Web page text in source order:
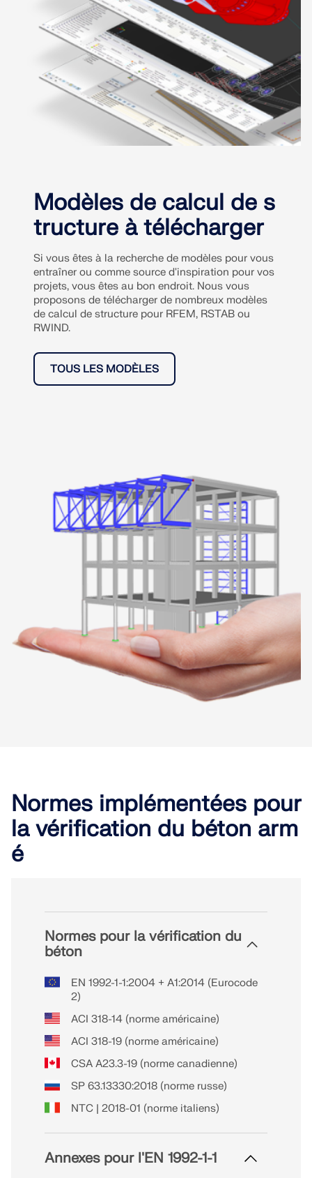
Modèles de calcul de s
tructure à télécharger
Si vous êtes à la recherche de modèles pour vous
entraîner ou comme source d'inspiration pour vos
projets, vous êtes au bon endroit. Nous vous
proposons de télécharger de nombreux modèles
de calcul de structure pour RFEM, RSTAB ou
RWIND.
TOUS LES MODÈLES
Normes implémentées pour
la vérification du béton arm
é
Normes pour la vérification du
béton
EN 1992-1-1:2004 + A1:2014 (Eurocode
2)
ACI 318-14 (norme américaine)
ACI 318-19 (norme américaine)
CSA A23.3-19 (norme canadienne)
SP 63.13330:2018 (norme russe)
NTC | 2018-01 (norme italiens)
Annexes pour l'EN 1992-1-1